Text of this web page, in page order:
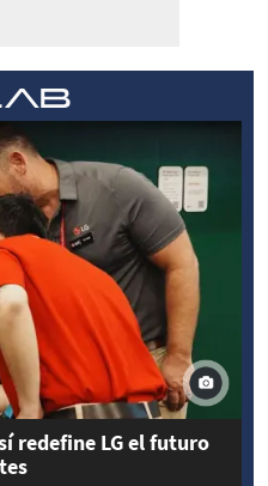
redefine LG el futuro